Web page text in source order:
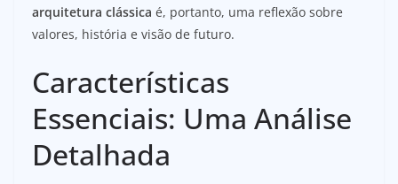
arquitetura clássica é, portanto, uma reflexão sobre
valores, história e visão de futuro.
Características
Essenciais: Uma Análise
Detalhada